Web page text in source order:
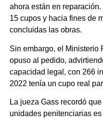
ahora están en
15 cupos y hacia fines de
concluidas las obras.
Sin embargo, el Ministerio
opuso al pedido,
capacidad legal, con 266
2022 tenía un cupo real
La jueza Gass recordó
unidades penitenciarias